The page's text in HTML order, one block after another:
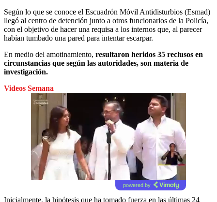
Según lo que se conoce el Escuadrón Móvil Antidisturbios (Esmad)
llegó al centro de detención junto a otros funcionarios de la Policía,
con el objetivo de hacer una requisa a los internos que, al parecer
habían tumbado una pared para intentar escarpar.
En medio del amotinamiento, resultaron heridos 35 reclusos en
circunstancias que según las autoridades, son materia de
investigación.
Videos Semana
powered by
Inicialmente, la hipótesis que ha tomado fuerza en las últimas 24